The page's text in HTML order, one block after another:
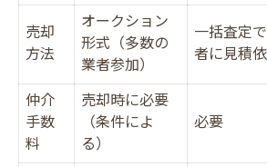
売却
方法
オークション
形式（多数の
業者参加）
一括査定
者に見積
仲介
手数
料
売却時に必要
（条件によ
る）
必要